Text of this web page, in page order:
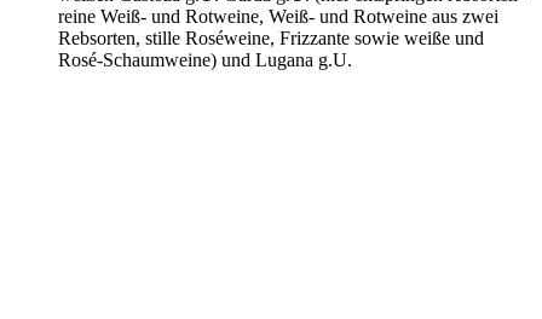
rei­ne Weiß- und Rot­wei­ne, Weiß- und Rot­wei­ne aus zwei
Reb­sor­ten, stil­le Rosé­wei­ne, Friz­zan­te sowie wei­ße und
Rosé-Schaumweine) und Lug­a­na g.U.